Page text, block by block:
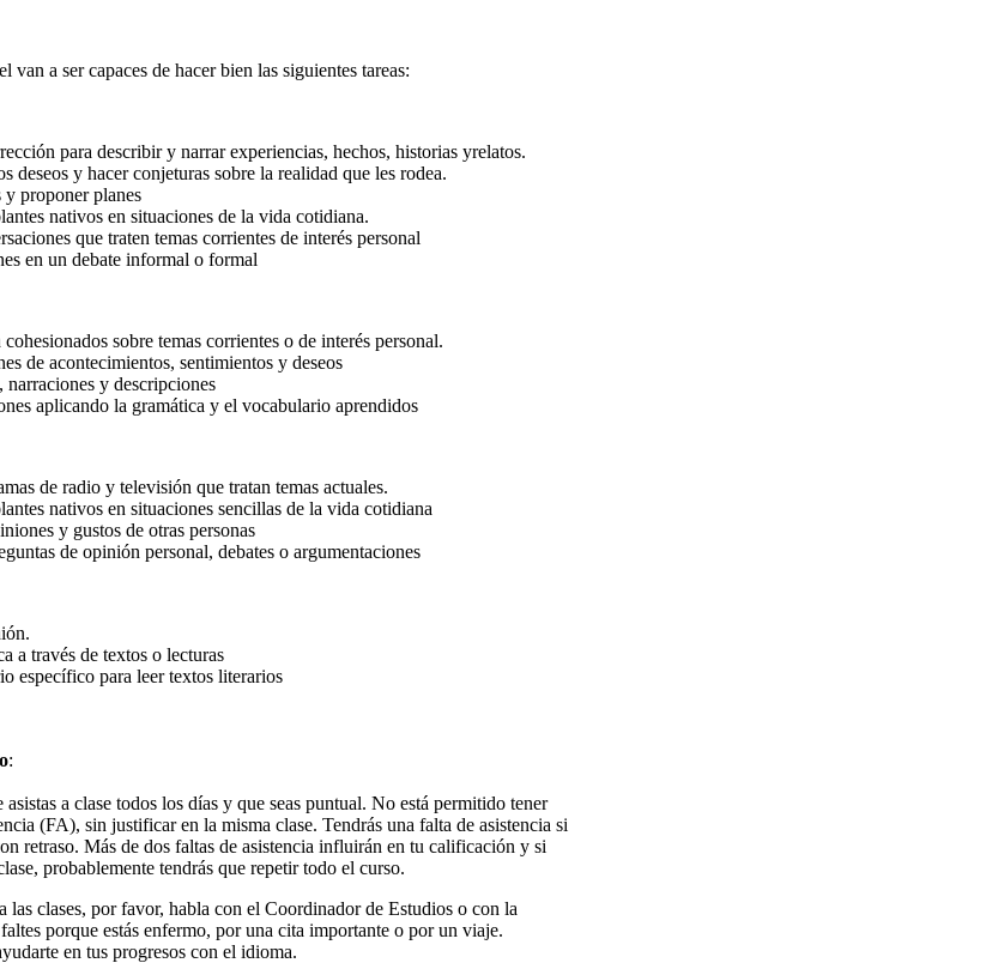
van a ser capaces de hacer bien las siguientes tareas:
para describir y narrar experiencias, hechos, historias yrelatos.
deseos y hacer conjeturas sobre la realidad que les rodea.
y proponer planes
nativos en situaciones de la vida cotidiana.
que traten temas corrientes de interés personal
en un debate informal o formal
sobre temas corrientes o de interés personal.
de acontecimientos, sentimientos y deseos
narraciones y descripciones
aplicando la gramática y el vocabulario aprendidos
de radio y televisión que tratan temas actuales.
nativos en situaciones sencillas de la vida cotidiana
y gustos de otras personas
de opinión personal, debates o argumentaciones
a través de textos o lecturas
específico para leer textos literarios
:
asistas a clase todos los días y que seas puntual. No está permitido tener
(FA), sin justificar en la misma clase. Tendrás una falta de asistencia si
retraso. Más de dos faltas de asistencia influirán en tu calificación y si
probablemente tendrás que repetir todo el curso.
las clases, por favor, habla con el Coordinador de Estudios o con la
porque estás enfermo, por una cita importante o por un viaje.
en tus progresos con el idioma.